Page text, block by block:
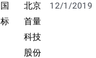
国
标
北京
首量
科技
股份
12/1/2019